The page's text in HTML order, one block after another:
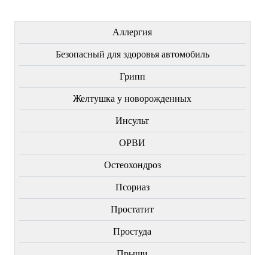
Аллергия
Безопасный для здоровья автомобиль
Грипп
Желтушка у новорожденных
Инсульт
ОРВИ
Остеохондроз
Пcориаз
Простатит
Простуда